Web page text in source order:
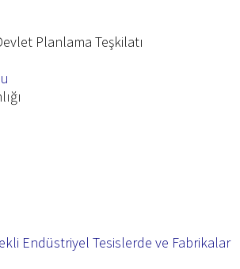
Planlama Teşkilatı
Endüstriyel Tesislerde ve Fabrikalar